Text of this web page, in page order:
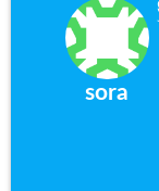
sora